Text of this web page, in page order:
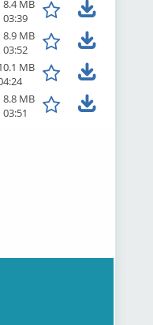
8.4 MB
03:39
8.9 MB
03:52
MB
8.8 MB
03:51